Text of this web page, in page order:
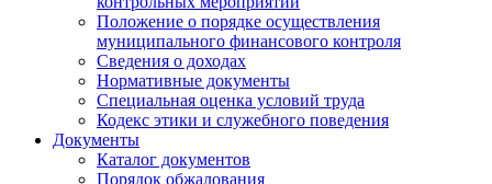
Положение о порядке осуществления
муниципального финансового контроля
Сведения о доходах
Нормативные документы
Специальная оценка условий труда
Кодекс этики и служебного поведения
Документы
Каталог документов
Порядок обжалования